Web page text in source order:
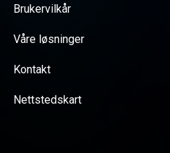
Brukervilkår
Våre løsninger
Kontakt
Nettstedskart